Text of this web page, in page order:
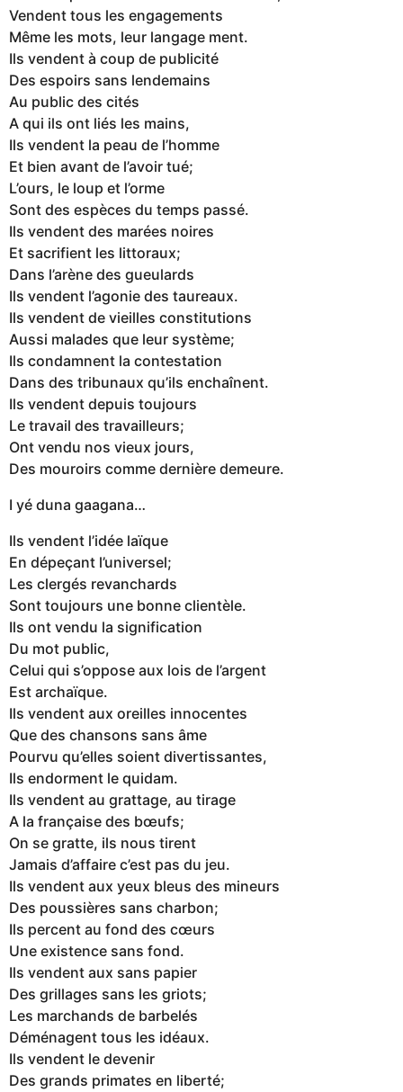
Vendent tous les engagements
Même les mots, leur langage ment.
Ils vendent à coup de publicité
Des espoirs sans lendemains
Au public des cités
A qui ils ont liés les mains,
Ils vendent la peau de l’homme
Et bien avant de l’avoir tué;
L’ours, le loup et l’orme
Sont des espèces du temps passé.
Ils vendent des marées noires
Et sacrifient les littoraux;
Dans l’arène des gueulards
Ils vendent l’agonie des taureaux.
Ils vendent de vieilles constitutions
Aussi malades que leur système;
Ils condamnent la contestation
Dans des tribunaux qu’ils enchaînent.
Ils vendent depuis toujours
Le travail des travailleurs;
Ont vendu nos vieux jours,
Des mouroirs comme dernière demeure.
I yé duna gaagana…
Ils vendent l’idée laïque
En dépeçant l’universel;
Les clergés revanchards
Sont toujours une bonne clientèle.
Ils ont vendu la signification
Du mot public,
Celui qui s’oppose aux lois de l’argent
Est archaïque.
Ils vendent aux oreilles innocentes
Que des chansons sans âme
Pourvu qu’elles soient divertissantes,
Ils endorment le quidam.
Ils vendent au grattage, au tirage
A la française des bœufs;
On se gratte, ils nous tirent
Jamais d’affaire c’est pas du jeu.
Ils vendent aux yeux bleus des mineurs
Des poussières sans charbon;
Ils percent au fond des cœurs
Une existence sans fond.
Ils vendent aux sans papier
Des grillages sans les griots;
Les marchands de barbelés
Déménagent tous les idéaux.
Ils vendent le devenir
Des grands primates en liberté;